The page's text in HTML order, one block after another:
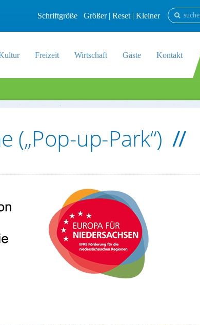
Schriftgröße Größer| Reset | Kleiner
Freizeit Wirtschaft Gäste Kontakt
up-Park“)